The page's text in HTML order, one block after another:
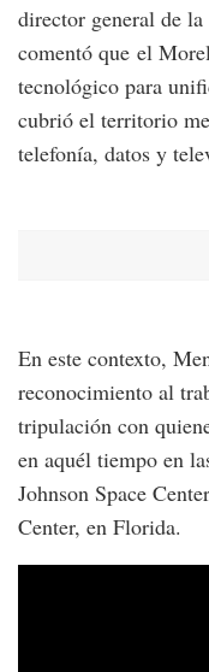
director general de
comentó que el
tecnológico para
cubrió el territorio
telefonía, datos y
En este contexto,
reconocimiento al
tripulación con
en aquél tiempo en
Johnson Space
Center, en Florida.